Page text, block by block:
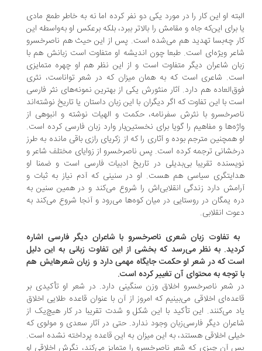
او این کار را در مورد یکی دو نفر کرده اما نه به خاطر طمع مادی
برای این‌که جاه و مقامش را بالاتر ببرد، بلکه برعکس او به‌واسطه این
چه‌بسا تهدید هم می‌شده است. پس از این حیث هم ناصرخسرو
ویژه‌ای است. طبعا چون اندیشه او متفاوت است زبانش هم با
شاعران دیگر متفاوت است و از این نظر هم او چهره متمایزی
شاعری است که به همان میزان که در شعر تواناست، نثری
هم دارد. آثار منثورش یکی از بهترین نمونه‌های نثر فارسی
با این تفاوت که اگر دیگران با این زبان داستان یا تاریخ نوشته‌اند
با نثرش سفرنامه، حکمت و الهیات نوشته و انبوهی از
و مفاهیم را گویا برای نخستین‌بار وارد زبان فارسی کرده است.
همچنین مترجم بوده و آثاری را که از زکریای رازی باقی مانده به طرز
ترجمه کرده است. پس ناصرخسرو از زوایای مختلف شاعر و
تقریبا بی‌بدیلی در تاریخ ادبیات فارسی است و ضمنا او
سیاسی هم هست. او در سنینی که آدم نیاز به ثبات و
دارد زندگی انقلابی‌اش را شروع می‌کند و در همین سنین به
یمگان در روستایی در میان کوه‌ها می‌رود و آنجا شروع می‌کند به
انقلابی.
تفاوت زبان شعری ناصرخسرو با شاعران دیگر فارسی اشاره
به نظر می‌رسد که بخشی از این تفاوت زبانی به این دلیل
که در شعر او حکمت جایگاه مهمی دارد و زبان شعرهایش هم
توجه به محتوای آن تغییر کرده است.
شعر ناصرخسرو اخلاق وزن سنگینی دارد. در شعر او تأکیدی بر
اخلاقی می‌بینیم که امروز از آن با عنوان قاعده طلایی اخلاق
می‌کنند. این تأکید با این شکل و شدت تقریبا در کار هیچ‌یک از
دیگر فارسی‌زبان وجود ندارد. حتی در آثار سعدی و مولوی که
اخلاقی هستند، به این میزان به این قاعده پرداخته نشده است.
آن چیزی که شعر ناصرخسرو را متمایز می‌کند، نگرش اخلاقی‌ او